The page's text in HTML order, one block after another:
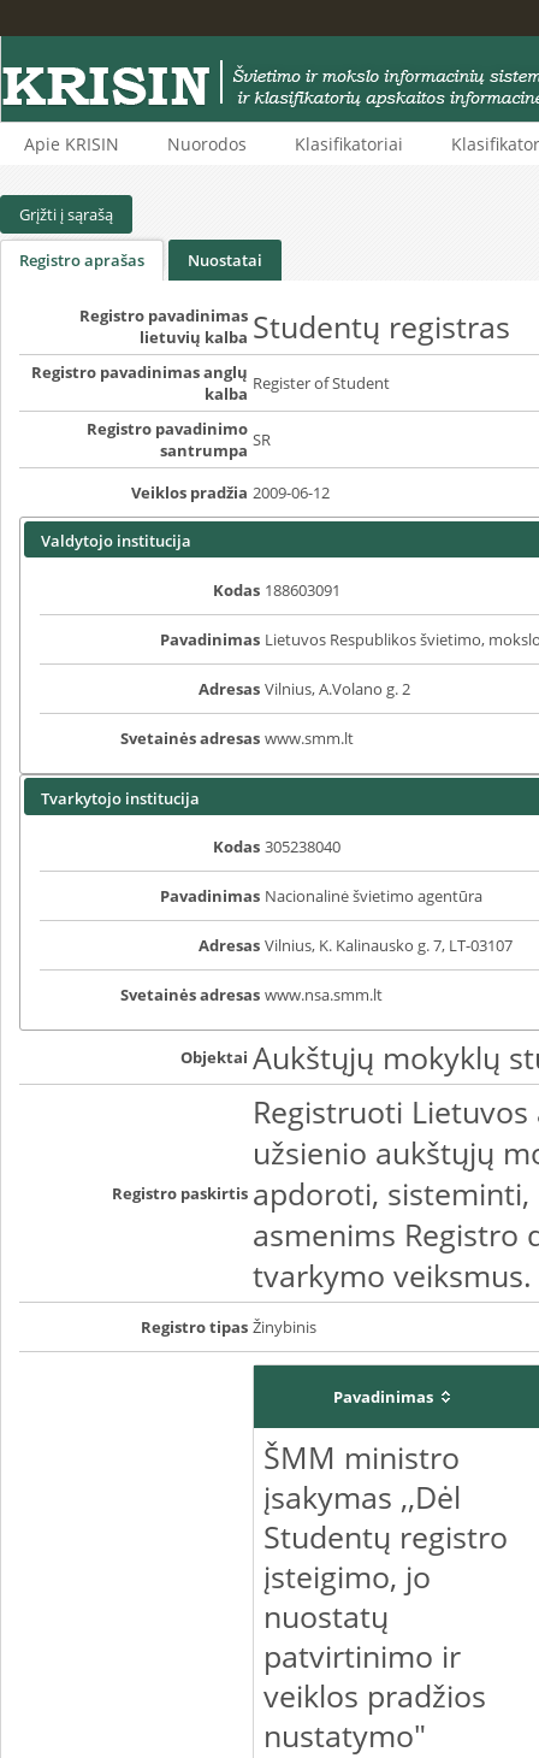
Apie KRISIN Nuorodos Klasifikatoriai
Grįžti į sąrašą
Registro aprašas Nuostatai
Registro pavadinimas
lietuvių kalba Studentų registras
Registro pavadinimas anglų
kalba Register of Student
Registro pavadinimo
santrumpa SR
Veiklos pradžia 2009-06-12
Valdytojo institucija
Kodas 188603091
Pavadinimas Lietuvos Respublikos švietimo,
Adresas Vilnius, A.Volano g. 2
Svetainės adresas www.smm.lt
Tvarkytojo institucija
Kodas 305238040
Pavadinimas Nacionalinė švietimo agentūra
Adresas Vilnius, K. Kalinausko g. 7, LT-03107
Svetainės adresas www.nsa.smm.lt
Objektai Aukštųjų mokyklų
Registro paskirtis
Registruoti
užsienio aukštųjų
apdoroti,
asmenims Registro
tvarkymo veiksmus.
Registro tipas Žinybinis
Pavadinimas
ŠMM ministro
įsakymas ,,Dėl
Studentų registro
įsteigimo, jo
nuostatų
patvirtinimo ir
veiklos pradžios
nustatymo"